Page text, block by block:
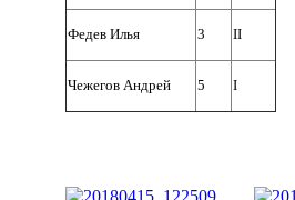
Федев Илья 3 II
Чежегов Андрей 5 I